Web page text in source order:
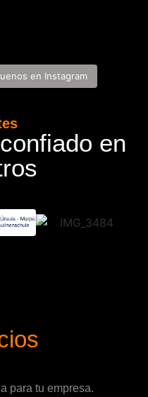
en Instagram
en
para tu empresa.